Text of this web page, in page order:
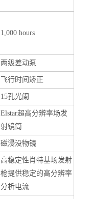
1,000 hours
两级差动泵
飞行时间矫正
15孔光阑
Elstar超高分辨率场发
射镜筒
磁浸没物镜
高稳定性肖特基场发射
枪提供稳定的高分辨率
分析电流